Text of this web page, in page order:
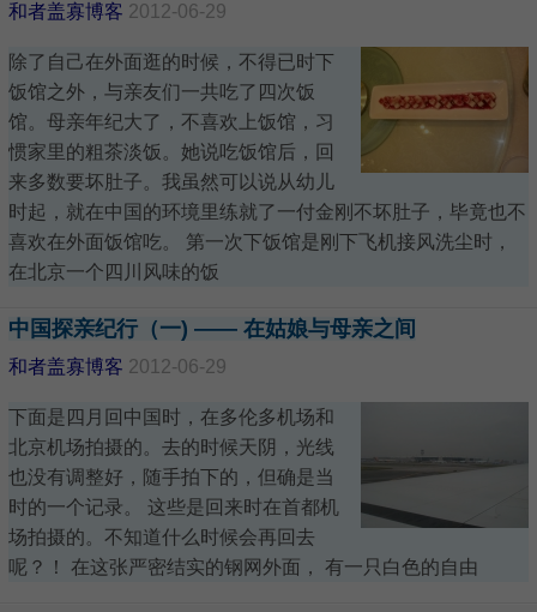
和者盖寡博客 2012-06-29
除了自己在外面逛的时候，不得已时下
饭馆之外，与亲友们一共吃了四次饭
馆。母亲年纪大了，不喜欢上饭馆，习
惯家里的粗茶淡饭。她说吃饭馆后，回
来多数要坏肚子。我虽然可以说从幼儿
时起，就在中国的环境里练就了一付金刚不坏肚子，毕竟也不
喜欢在外面饭馆吃。 第一次下饭馆是刚下飞机接风洗尘时，
在北京一个四川风味的饭
中国探亲纪行（一) —— 在姑娘与母亲之间
和者盖寡博客 2012-06-29
下面是四月回中国时，在多伦多机场和
北京机场拍摄的。去的时候天阴，光线
也没有调整好，随手拍下的，但确是当
时的一个记录。 这些是回来时在首都机
场拍摄的。不知道什么时候会再回去
呢？！ 在这张严密结实的钢网外面， 有一只白色的自由